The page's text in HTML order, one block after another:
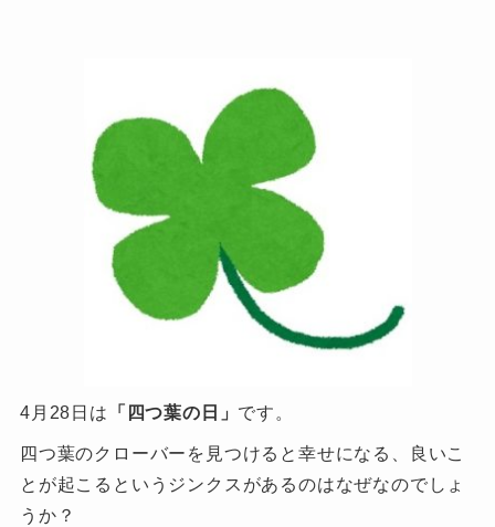
4月28日は 「四つ葉の日」 です。
四つ葉のクローバーを見つけると幸せになる、良いこ
とが起こるというジンクスがあるのはなぜなのでしょ
うか？